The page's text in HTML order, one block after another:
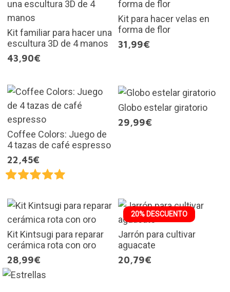
Kit familiar para hacer una
escultura 3D de 4 manos
43,90€
Kit para hacer velas en
forma de flor
31,99€
Coffee Colors: Juego de
4 tazas de café espresso
22,45€
Globo estelar giratorio
29,99€
Kit Kintsugi para reparar
cerámica rota con oro
28,99€
20% DESCUENTO
Jarrón para cultivar
aguacate
20,79€